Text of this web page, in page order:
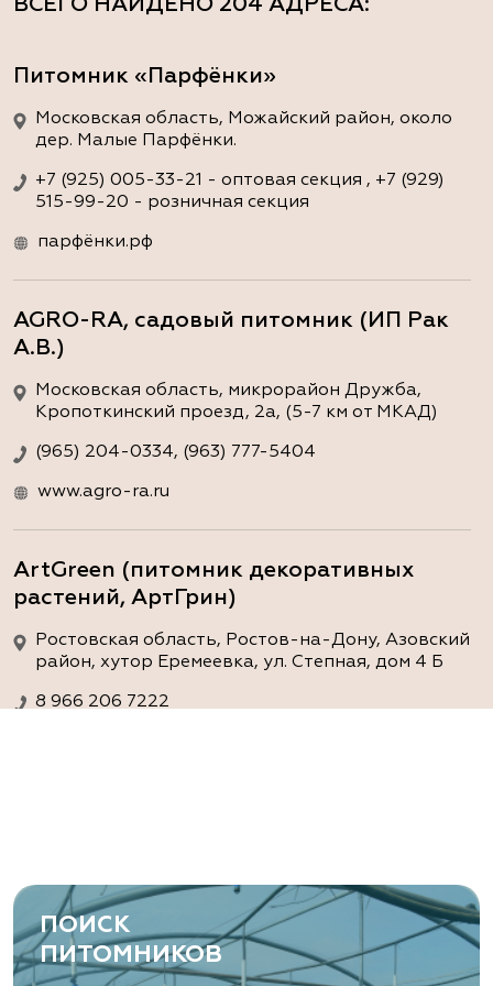
Питомник «Парфёнки»
Московская область, Можайский район, около
дер. Малые Парфёнки.
+7 (925) 005-33-21 - оптовая секция , +7 (929)
515-99-20 - розничная секция
парфёнки.рф
AGRO-RA, садовый питомник (ИП Рак
А.В.)
Московская область, микрорайон Дружба,
Кропоткинский проезд, 2а, (5-7 км от МКАД)
(965) 204-0334, (963) 777-5404
www.agro-ra.ru
ArtGreen (питомник декоративных
растений, АртГрин)
Ростовская область, Ростов-на-Дону, Азовский
район, хутор Еремеевка, ул. Степная, дом 4 Б
8 966 206 7222
Ростовская область, Ростов-на-Дону,
Левобережная ул, дом № 37
8 966 206 7222
ПОИСК
ПИТОМНИКОВ